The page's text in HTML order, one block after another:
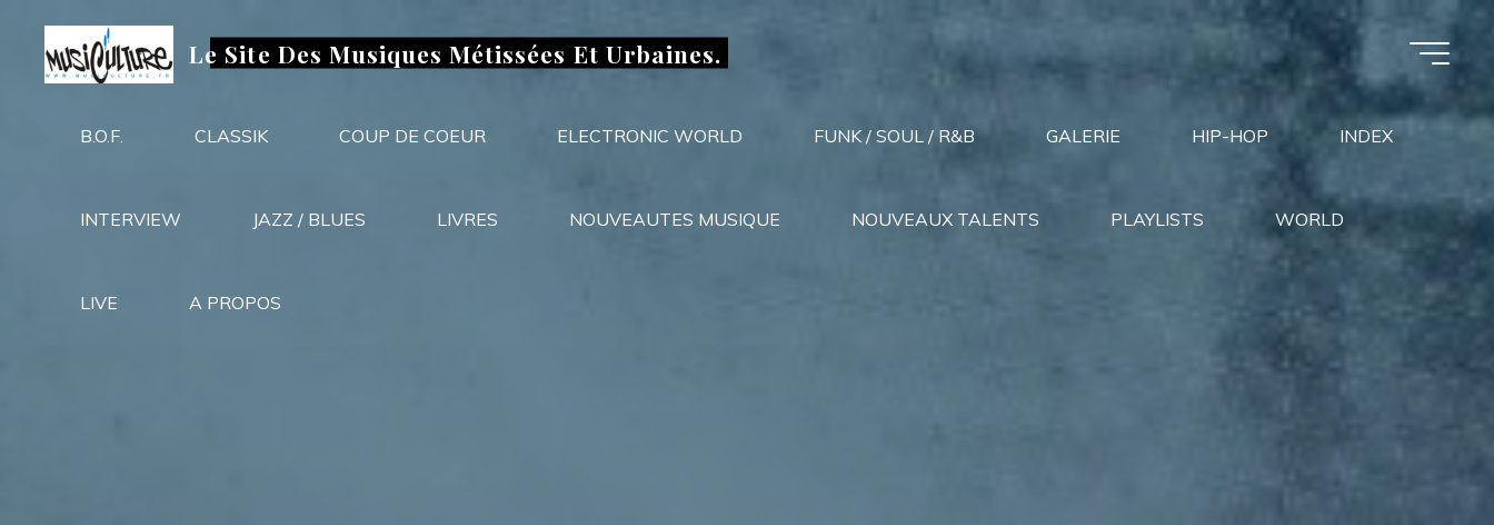
contenu
Le Site Des Musiques Métissées Et Urbaines.
B.O.F. CLASSIK COUP DE COEUR ELECTRONIC WORLD FUNK / SOUL / R&B GALERIE HIP-HOP INDEX
INTERVIEW JAZZ / BLUES LIVRES NOUVEAUTES MUSIQUE NOUVEAUX TALENTS PLAYLISTS WORLD
LIVE A PROPOS